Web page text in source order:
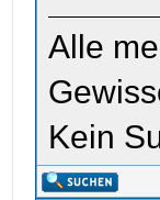
Alle
Kein